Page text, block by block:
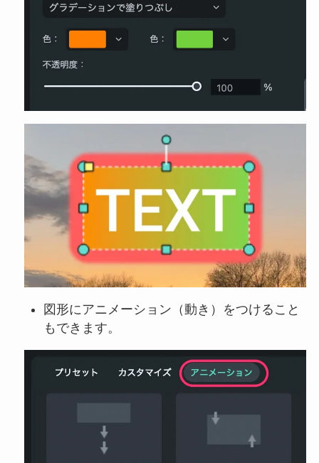
図形にアニメーション（動き）をつけること
もできます。